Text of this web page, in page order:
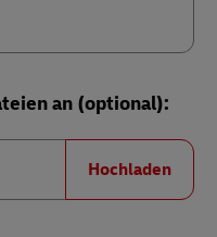
an (optional):
Hochladen